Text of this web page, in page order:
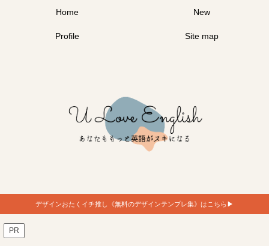
Home New
Profile Site map
デザインおたくイチ推し《無料のデザインテンプレ集》はこちら▶︎
PR